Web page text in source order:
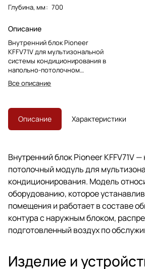
Глубина, мм: 700
Описание
Внутренний блок Pioneer
KFFV71V для мультизональной
системы кондиционирования в
напольно-потолочном
исполнении. Модель снята с
производства, преемник для
Все описание
Описание Характеристики
Внутренний блок Pioneer KFFV71V
потолочный модуль для
кондиционирования. Модель
оборудованию, которое
помещения и работает в составе
контура с наружным блоком,
подготовленный воздух по
Изделие и